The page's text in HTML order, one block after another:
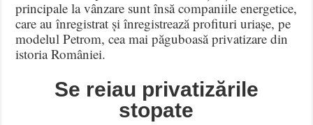
principale la vânzare sunt însă companiile energetice,
care au înregistrat și înregistrează profituri uriașe, pe
modelul Petrom, cea mai păguboasă privatizare din
istoria României.
Se reiau privatizările
stopate